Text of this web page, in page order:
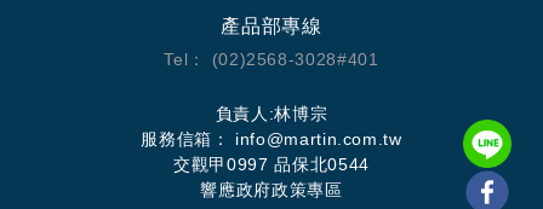
產品部專線
Tel： (02)2568-3028#401
負責人:林博宗
服務信箱： info@martin.com.tw
交觀甲0997 品保北0544
響應政府政策專區